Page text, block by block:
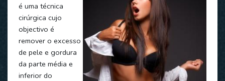
é uma técnica
cirúrgica cujo
objectivo é
remover o excesso
de pele e gordura
da parte média e
inferior do